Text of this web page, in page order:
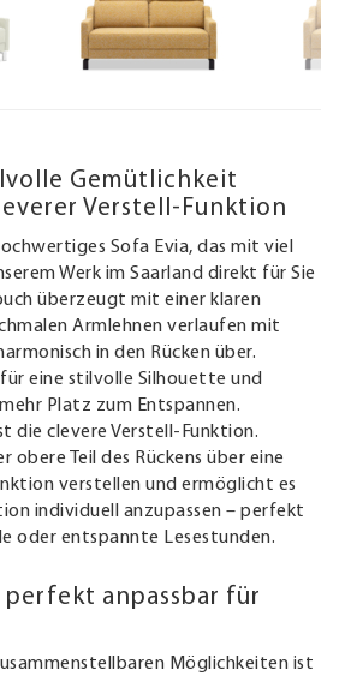
Gemütlichkeit
Verstell-Funktion
Sofa Evia, das mit viel
Werk im Saarland direkt für Sie
überzeugt mit einer klaren
Armlehnen verlaufen mit
in den Rücken über.
eine stilvolle Silhouette und
Platz zum Entspannen.
die clevere Verstell-Funktion.
obere Teil des Rückens über eine
verstellen und ermöglicht es
individuell anzupassen – perfekt
oder entspannte Lesestunden.
perfekt anpassbar für
Möglichkeiten ist